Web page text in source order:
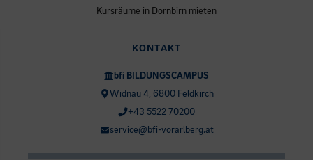
Kursräume in Dornbirn mieten
KONTAKT
bfi BILDUNGSCAMPUS
Widnau 4, 6800 Feldkirch
+43 5522 70200
service@bfi-vorarlberg.at